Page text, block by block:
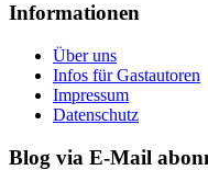
Informationen
Über uns
Infos für Gastautoren
Impressum
Datenschutz
Blog via E-Mail